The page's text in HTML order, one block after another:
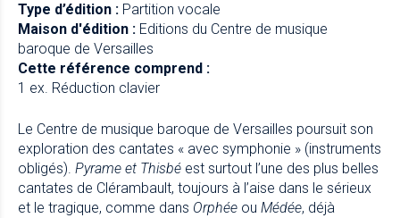
Type d’édition : Partition vocale
Maison d'édition : Editions du Centre de musique
baroque de Versailles
Cette référence comprend :
1 ex. Réduction clavier
Le Centre de musique baroque de Versailles poursuit son
exploration des cantates « avec symphonie » (instruments
obligés). Pyrame et Thisbé est surtout l’une des plus belles
cantates de Clérambault, toujours à l’aise dans le sérieux
et le tragique, comme dans Orphée ou Médée, déjà